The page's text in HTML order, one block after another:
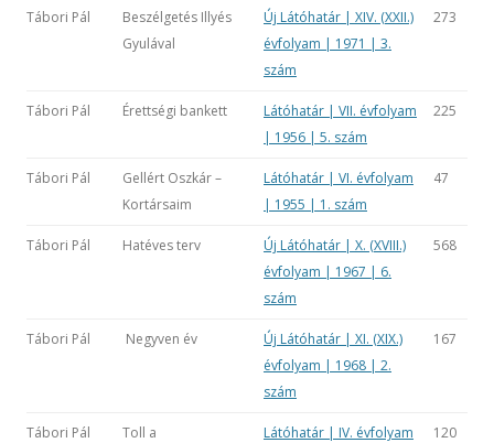
Tábori Pál
Beszélgetés Illyés
Gyulával
Új Látóhatár | XIV. (XXII.)
évfolyam | 1971 | 3.
szám
273
Tábori Pál Érettségi bankett
Látóhatár | VII. évfolyam
| 1956 | 5. szám
225
Tábori Pál
Gellért Oszkár –
Kortársaim
Látóhatár | VI. évfolyam
| 1955 | 1. szám
47
Tábori Pál Hatéves terv
Új Látóhatár | X. (XVIII.)
évfolyam | 1967 | 6.
szám
568
Tábori Pál Negyven év
Új Látóhatár | XI. (XIX.)
évfolyam | 1968 | 2.
szám
167
Tábori Pál
Toll a
Látóhatár | IV. évfolyam
120